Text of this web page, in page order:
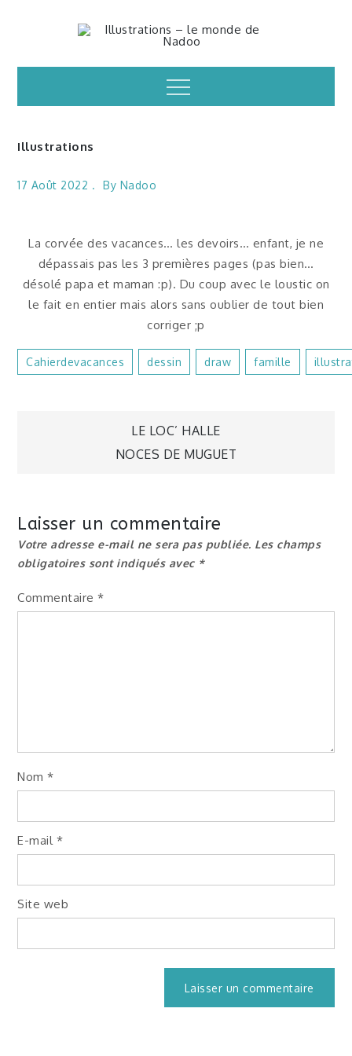
Illustrations – le
monde de Nadoo
Menu
Illustrations
17 Août 2022 By Nadoo
La corvée des vacances… les devoirs… enfant, je ne
dépassais pas les 3 premières pages (pas bien…
désolé papa et maman :p). Du coup avec le loustic on
le fait en entier mais alors sans oublier de tout bien
corriger ;p
Cahierdevacances Dessin Draw Famille
Navigation
l’article
LE LOC’ HALLE
NOCES DE MUGUET
Laisser un commentaire
Votre adresse e-mail ne sera pas publiée. Les champs
obligatoires sont indiqués avec *
Commentaire*
Nom*
E-mail *
Site web